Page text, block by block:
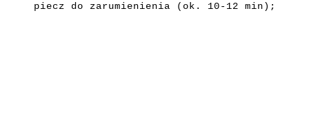
piecz do zarumienienia (ok. 10-12 min);